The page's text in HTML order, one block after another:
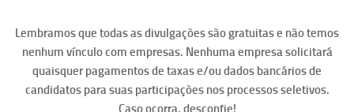
Lembramos que todas as divulgações são gratuitas e não temos
nenhum vínculo com empresas. Nenhuma empresa solicitará
quaisquer pagamentos de taxas e/ou dados bancários de
candidatos para suas participações nos processos seletivos.
Caso ocorra, desconfie!